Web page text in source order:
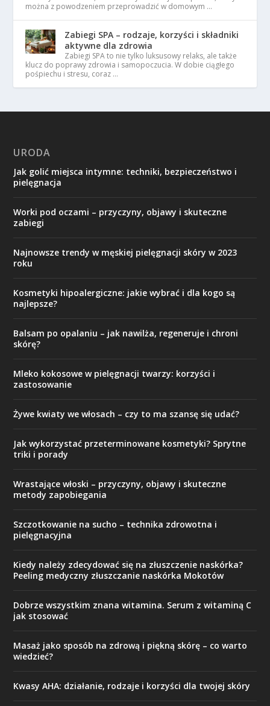
można z powodzeniem przeprowadzić w domowym …
Zabiegi SPA – rodzaje, korzyści i składniki
aktywne dla zdrowia
Zabiegi SPA to nie tylko luksusowy relaks, ale także
klucz do poprawy zdrowia i samopoczucia. W dobie ciągłego
pośpiechu i stresu, coraz …
URODA
Jak golić miejsca intymne: techniki, bezpieczeństwo i
pielęgnacja
Worki pod oczami – przyczyny, objawy i skuteczne
zabiegi
Najnowsze trendy w męskiej pielęgnacji skóry w 2023
roku
Kosmetyki hipoalergiczne: jakie wybrać i dla kogo są
najlepsze?
Balsam po opalaniu – jak nawilża, regeneruje i chroni
skórę?
Mleko kokosowe w pielęgnacji twarzy: korzyści i
zastosowanie
Żywe kwiaty we włosach – czy to ma szansę się udać?
Jak wykorzystać przeterminowane kosmetyki? Sprytne
triki i porady
Wrastające włoski – przyczyny, objawy i skuteczne
metody zapobiegania
Szczotkowanie na sucho – technika zdrowotna i
pielęgnacyjna
Kiedy należy zdecydować się na złuszczenie naskórka?
Peeling medyczny złuszczanie naskórka Mokotów
Dobrze wszystkim znana witamina. Serum z witaminą C
jak stosować
Masaż jako sposób na zdrową i piękną skórę – co warto
wiedzieć?
Kwasy AHA: działanie, rodzaje i korzyści dla twojej skóry